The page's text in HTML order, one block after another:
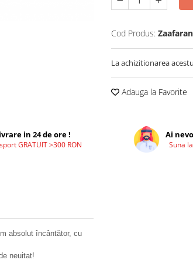
Cod Produs:
La achizitionarea
Adauga la Favorite
in 24 de ore !
GRATUIT >300 RON
Ai
Suna la
absolut încântător, cu
neuitat!